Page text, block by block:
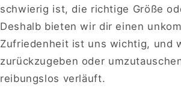
schwierig ist, die richtige Größe
Deshalb bieten wir dir einen
Zufriedenheit ist uns wichtig, und
zurückzugeben oder
reibungslos verläuft.